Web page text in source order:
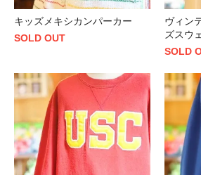
キッズメキシカンパーカー
SOLD OUT
ヴィン
ズスウ
SOLD